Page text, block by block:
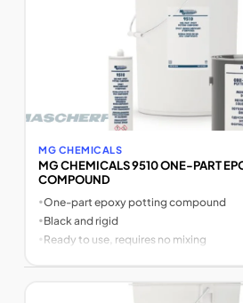
MG CHEMICALS
MG CHEMICALS 9510 ONE-PART
COMPOUND
•One-part epoxy potting compound
•Black and rigid
• Ready to use, requires no mixing